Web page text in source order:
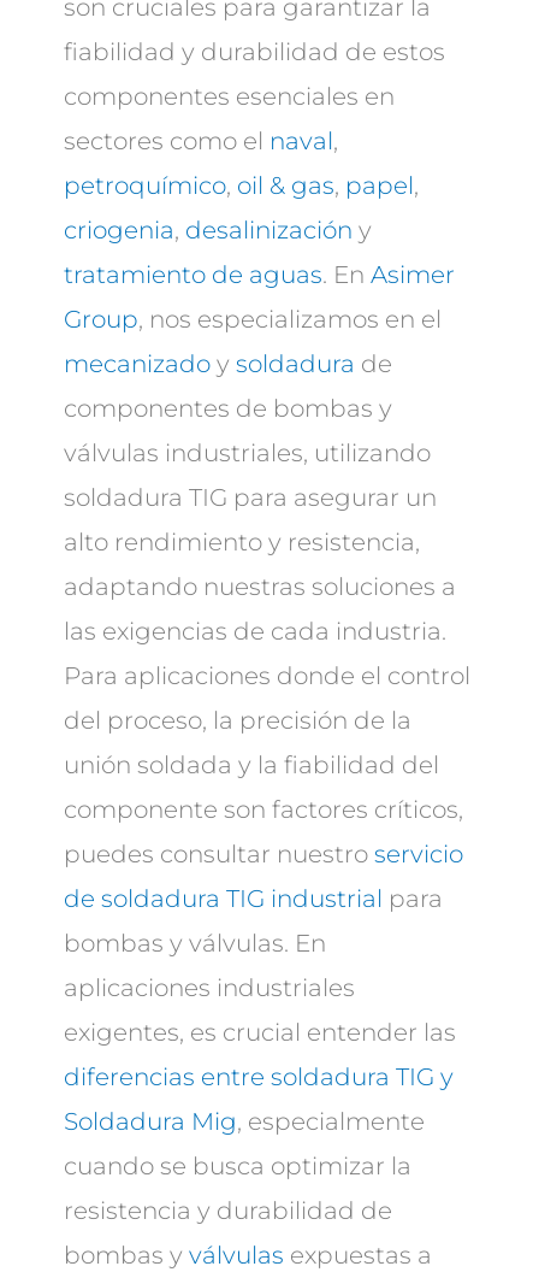
son cruciales para garantizar la
fiabilidad y durabilidad de estos
componentes esenciales en
sectores como el naval,
petroquímico, oil & gas, papel,
criogenia, desalinización y
tratamiento de aguas. En Asimer
Group, nos especializamos en el
mecanizadoy soldadura de
componentes de bombas y
válvulas industriales, utilizando
soldadura TIG para asegurar un
alto rendimiento y resistencia,
adaptando nuestras soluciones a
las exigencias de cada industria.
Para aplicaciones donde el control
del proceso, la precisión de la
unión soldada y la fiabilidad del
componente son factores críticos,
puedes consultar nuestro servicio
de soldadura TIG industrial para
bombas y válvulas. En
aplicaciones industriales
exigentes, es crucial entender las
diferencias entre soldadura TIG y
Soldadura Mig, especialmente
cuando se busca optimizar la
resistencia y durabilidad de
bombas y válvulas expuestas a